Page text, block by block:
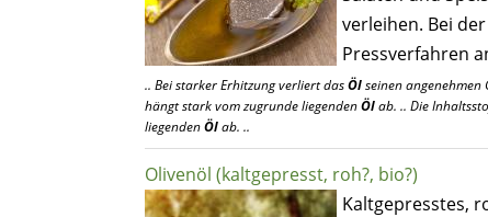
verleihen. Bei
Pressverfahren
.. Bei starker Erhitzung verliert dasÖlseinen angenehmen
hängt stark vom zugrunde liegendenÖlab. .. Die
liegendenÖlab. ..
Olivenöl (kaltgepresst, roh?, bio?)
Kaltgepresstes,